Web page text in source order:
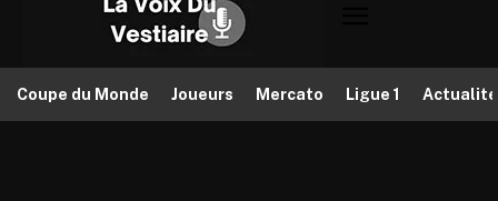
Bouaddi ne partira pas en dessous de 100
millions d’euros. Une somme qui ferait
à Arsenal pour 80 millions.
Source : footmercato
Coupe du Monde Joueurs Mercato Ligue 1